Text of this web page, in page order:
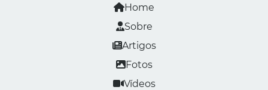
Home
Sobre
Artigos
Fotos
Vídeos